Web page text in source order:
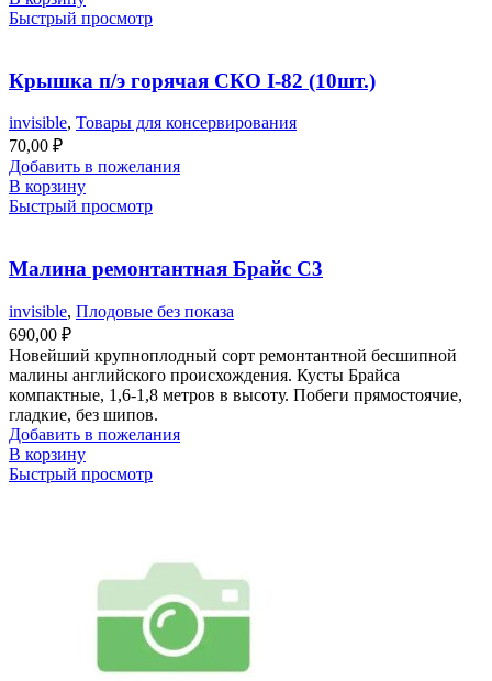
Быстрый просмотр
Крышка п/э горячая СКО I-82 (10шт.)
invisible, Товары для консервирования
70,00 ₽
Добавить в пожелания
В корзину
Быстрый просмотр
Малина ремонтантная Брайс С3
invisible, Плодовые без показа
690,00 ₽
Новейший крупноплодный сорт ремонтантной бесшипной
малины английского происхождения. Кусты Брайса
компактные, 1,6-1,8 метров в высоту. Побеги прямостоячие,
гладкие, без шипов.
Добавить в пожелания
В корзину
Быстрый просмотр